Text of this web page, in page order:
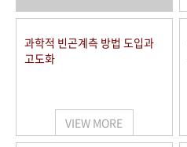
과학적 빈곤계측 방법 도입과
고도화
VIEW MORE